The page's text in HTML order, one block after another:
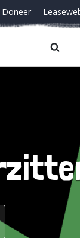
Doneer